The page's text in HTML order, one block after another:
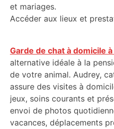
et mariages.
Accéder aux lieux et
Garde de chat à domicile
alternative idéale à la
de votre animal. Audrey,
assure des visites à
jeux, soins courants et
envoi de photos
vacances, déplacements